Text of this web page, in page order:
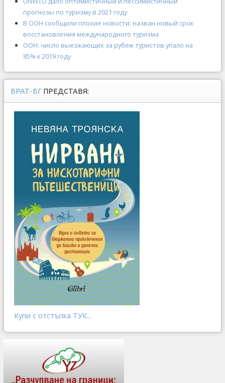
прогнозы по туризму в 2021 году
В ООН сообщили плохие новости: назван новый срок
восстановления международного туризма
ООН: число выезжающих за рубеж туристов упало на
85% к 2019 году
БРАТ-БГ ПРЕДСТАВЯ:
Купи с отстъпка ТУК...